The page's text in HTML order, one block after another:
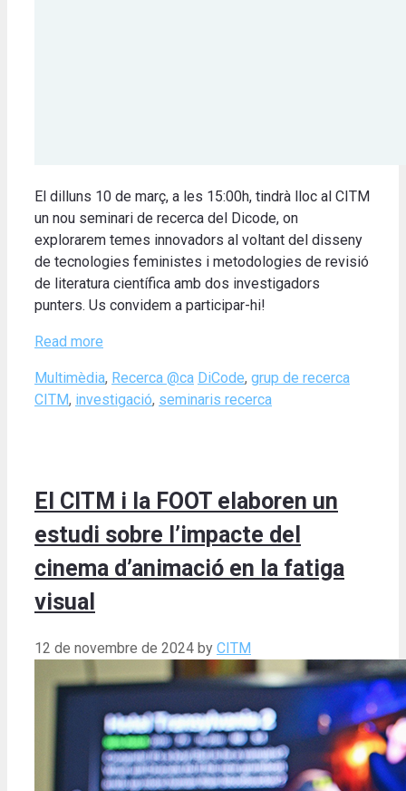
El dilluns 10 de març, a les 15:00h, tindrà lloc al CITM
un nou seminari de recerca del Dicode, on
explorarem temes innovadors al voltant del disseny
de tecnologies feministes i metodologies de revisió
de literatura científica amb dos investigadors
punters. Us convidem a participar-hi!
Read more
Categories
Multimèdia, Recerca @ca Tags
DiCode, grup de recerca
CITM, investigació, seminaris recerca
El CITM i la FOOT elaboren un
estudi sobre l’impacte del
cinema d’animació en la fatiga
visual
12 de novembre de 2024 by CITM